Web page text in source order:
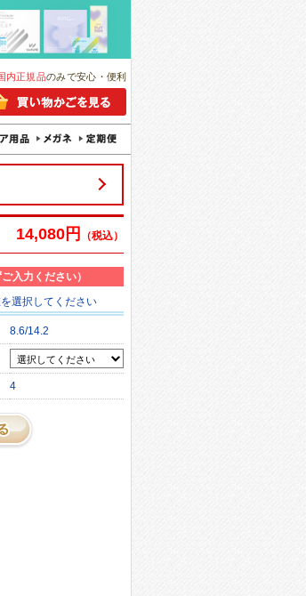
内正規品のみで安心・便利
14,080円 （税込）
入力ください）
選択してください
8.6/14.2
4